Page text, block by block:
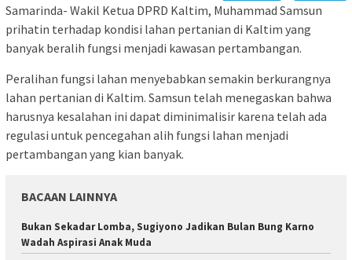
Samarinda- Wakil Ketua DPRD Kaltim, Muhammad Samsun
prihatin terhadap kondisi lahan pertanian di Kaltim yang
banyak beralih fungsi menjadi kawasan pertambangan.
Peralihan fungsi lahan menyebabkan semakin berkurangnya
lahan pertanian di Kaltim. Samsun telah menegaskan bahwa
harusnya kesalahan ini dapat diminimalisir karena telah ada
regulasi untuk pencegahan alih fungsi lahan menjadi
pertambangan yang kian banyak.
BACAAN LAINNYA
Bukan Sekadar Lomba, Sugiyono Jadikan Bulan Bung Karno
Wadah Aspirasi Anak Muda